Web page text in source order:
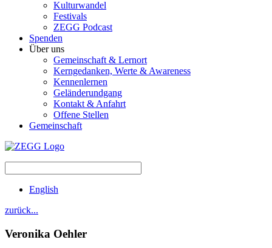
Kulturwandel
Festivals
ZEGG Podcast
Spenden
Über uns
Gemeinschaft & Lernort
Kerngedanken, Werte & Awareness
Kennenlernen
Geländerundgang
Kontakt & Anfahrt
Offene Stellen
Gemeinschaft
English
zurück...
Veronika Oehler